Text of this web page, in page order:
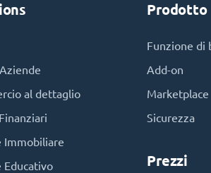
al dettaglio
Immobiliare
Educativo
Prodotto
Funzione di
Add-on
Marketplace
Sicurezza
Prezzi